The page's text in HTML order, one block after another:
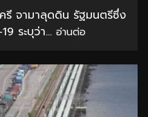
รี จามาลุดดิน รัฐมนตรีซึ่ง
ระบุว่า... อ่านต่อ